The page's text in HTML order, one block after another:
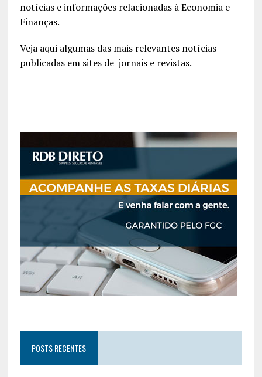
notícias e informações relacionadas à Economia e
Finanças.
Veja aqui algumas das mais relevantes notícias
publicadas em sites de jornais e revistas.
POSTS RECENTES